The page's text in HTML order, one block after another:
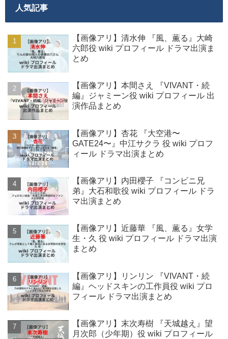
人気記事
【画像アリ】清水伸 『風、薫る』大崎
六郎役 wiki プロフィール ドラマ出演ま
とめ
【画像アリ】本間さえ 『VIVANT・続
編』ジャミーン役 wiki プロフィール 出
演作品まとめ
【画像アリ】杏花 『大空港〜
GATE24〜』中江サクラ 役 wiki プロフ
ィール ドラマ出演まとめ
【画像アリ】内田櫻子 『コンビニ兄
弟』大石和歌役 wiki プロフィール ドラ
マ出演まとめ
【画像アリ】近藤華 『風、薫る』女学
生・久 役 wiki プロフィール ドラマ出演
まとめ
【画像アリ】リンリン 『VIVANT・続
編』ヘッドスキンの工作員役 wiki プロ
フィール ドラマ出演まとめ
【画像アリ】末次寿樹 『天城越え』望
月次郎（少年期）役 wiki プロフィール